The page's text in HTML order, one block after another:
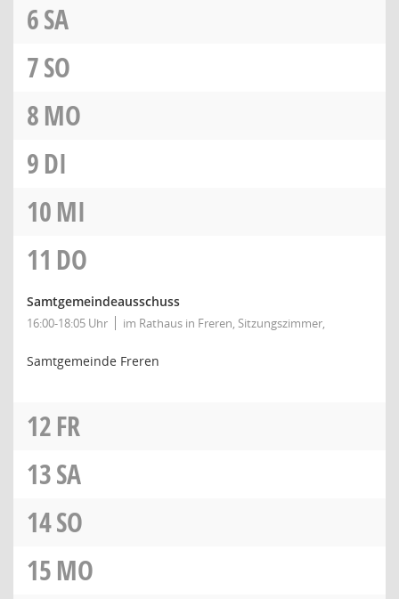
6SA
7SO
8MO
9DI
10MI
11 DO
Samtgemeindeausschuss
16:00-18:05 Uhr im Rathaus in Freren, Sitzungszimmer,
Samtgemeinde Freren
12FR
13SA
14SO
15MO